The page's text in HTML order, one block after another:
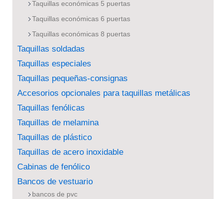
Taquillas económicas 5 puertas
Taquillas económicas 6 puertas
Taquillas económicas 8 puertas
Taquillas soldadas
Taquillas especiales
Taquillas pequeñas-consignas
Accesorios opcionales para taquillas metálicas
Taquillas fenólicas
Taquillas de melamina
Taquillas de plástico
Taquillas de acero inoxidable
Cabinas de fenólico
Bancos de vestuario
bancos de pvc